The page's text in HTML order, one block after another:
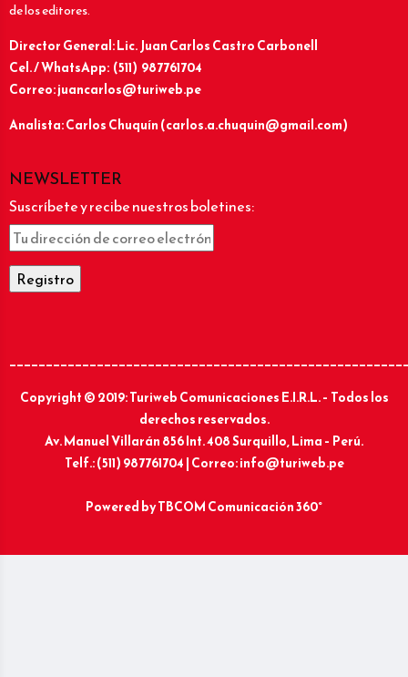
de los editores.
Director General: Lic.Juan Carlos Castro Carbonell
Cel. / WhatsApp: (511) 987761704
Correo: juancarlos@turiweb.pe
Analista: Carlos Chuquín (carlos.a.chuquin@gmail.com)
NEWSLETTER
Suscríbete y recibe nuestros boletines:
Copyright © 2019: Turiweb Comunicaciones E.I.R.L. – Todos los
derechos reservados.
Av. Manuel Villarán 856 Int. 408 Surquillo, Lima – Perú.
Telf.: (511) 987761704 | Correo: info@turiweb.pe
Powered byTBCOM Comunicación 360°